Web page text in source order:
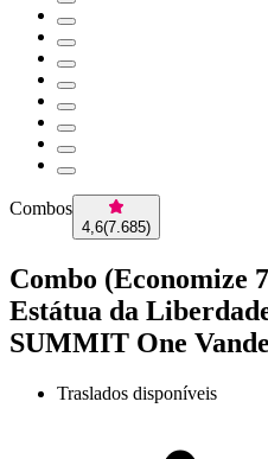
Combos
4,6(7.685)
Combo (Economize
Estátua da
SUMMIT One
Traslados disponíveis